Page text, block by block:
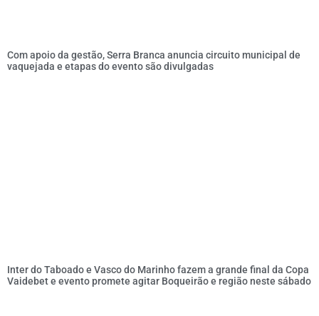
Com apoio da gestão, Serra Branca anuncia circuito municipal de
vaquejada e etapas do evento são divulgadas
Inter do Taboado e Vasco do Marinho fazem a grande final da Copa
Vaidebet e evento promete agitar Boqueirão e região neste sábado